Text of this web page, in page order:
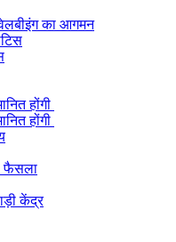
का आगमन
होंगी
होंगी
फैसला
केंद्र